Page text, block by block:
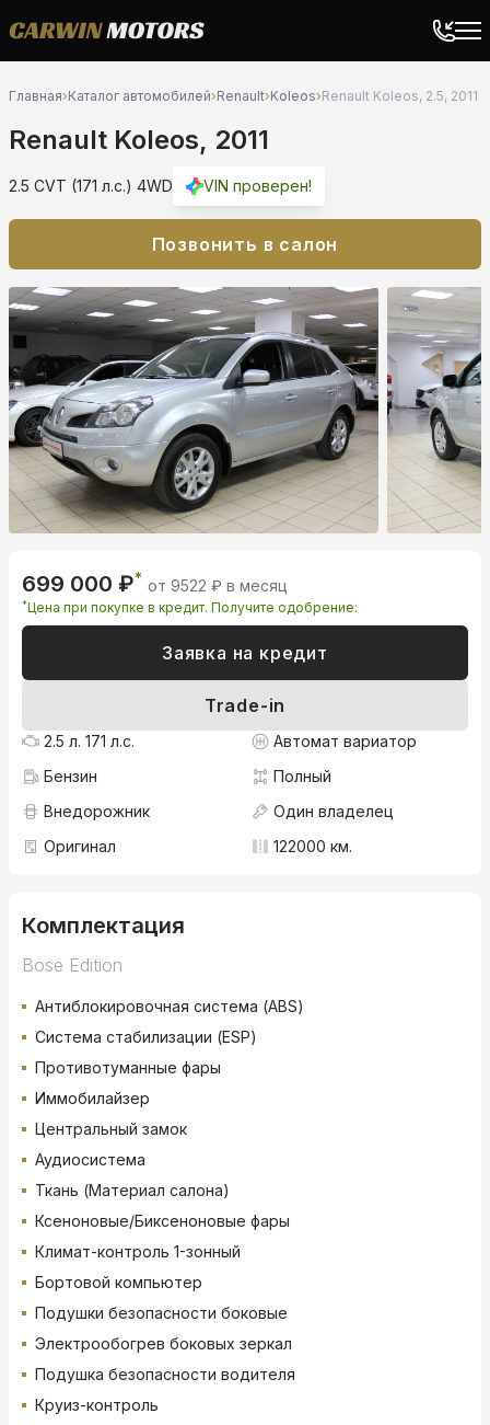
Главная›Каталог автомобилей›Renault›Koleos›Renault Koleos, 2.5, 2011
Renault Koleos, 2011
2.5 CVT (171 л.с.) 4WD VIN проверен!
Позвонить в салон
699 000 ₽* от 9522 ₽ в месяц
*Цена при покупке в кредит. Получите одобрение:
Заявка на кредит
Trade-in
2.5 л. 171 л.с.
Автомат вариатор
Бензин
Полный
Внедорожник
Один владелец
Оригинал
122000 км.
Комплектация
Bose Edition
Антиблокировочная система (ABS)
Система стабилизации (ESP)
Противотуманные фары
Иммобилайзер
Центральный замок
Аудиосистема
Ткань (Материал салона)
Ксеноновые/Биксеноновые фары
Климат-контроль 1-зонный
Бортовой компьютер
Подушки безопасности боковые
Электрообогрев боковых зеркал
Подушка безопасности водителя
Круиз-контроль